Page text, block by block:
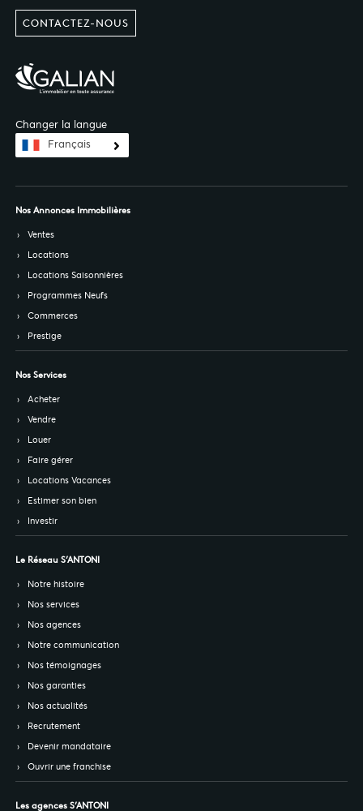
CONTACTEZ-NOUS
Changer la langue
Français
Nos Annonces Immobilières
Ventes
Locations
Locations Saisonnières
Programmes Neufs
Commerces
Prestige
Nos Services
Acheter
Vendre
Louer
Faire gérer
Locations Vacances
Estimer son bien
Investir
Le Réseau S’ANTONI
Notre histoire
Nos services
Nos agences
Notre communication
Nos témoignages
Nos garanties
Nos actualités
Recrutement
Devenir mandataire
Ouvrir une franchise
Les agences S’ANTONI